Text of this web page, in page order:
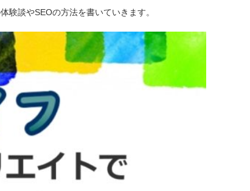
談やSEOの方法を書いていきます。